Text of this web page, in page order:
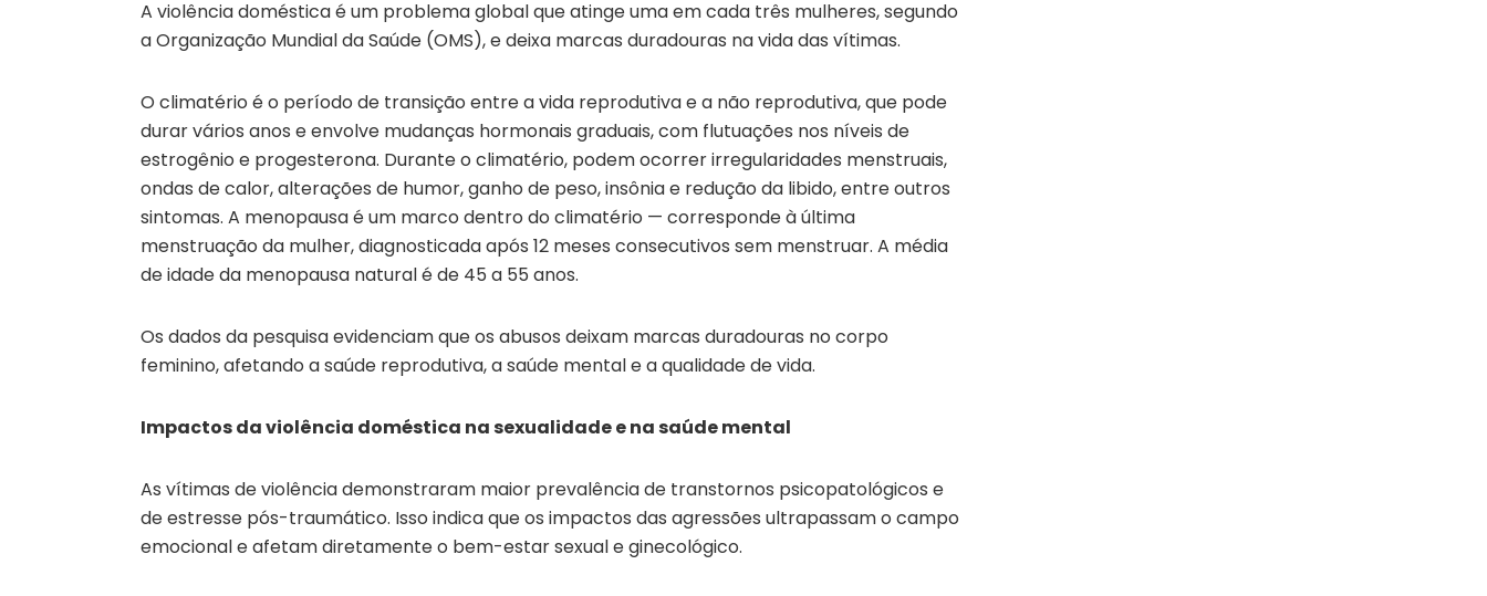
A violência doméstica é um problema global que atinge uma em cada três mulheres, segundo
a Organização Mundial da Saúde (OMS), e deixa marcas duradouras na vida das vítimas.
O climatério é o período de transição entre a vida reprodutiva e a não reprodutiva, que pode
durar vários anos e envolve mudanças hormonais graduais, com flutuações nos níveis de
estrogênio e progesterona. Durante o climatério, podem ocorrer irregularidades menstruais,
ondas de calor, alterações de humor, ganho de peso, insônia e redução da libido, entre outros
sintomas. A menopausa é um marco dentro do climatério — corresponde à última
menstruação da mulher, diagnosticada após 12 meses consecutivos sem menstruar. A média
de idade da menopausa natural é de 45 a 55 anos.
Os dados da pesquisa evidenciam que os abusos deixam marcas duradouras no corpo
feminino, afetando a saúde reprodutiva, a saúde mental e a qualidade de vida.
Impactos da violência doméstica na sexualidade e na saúde mental
As vítimas de violência demonstraram maior prevalência de transtornos psicopatológicos e
de estresse pós-traumático. Isso indica que os impactos das agressões ultrapassam o campo
emocional e afetam diretamente o bem-estar sexual e ginecológico.